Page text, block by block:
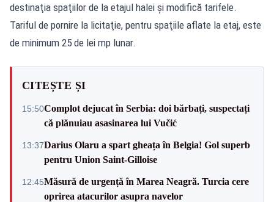
destinaţia spaţiilor de la etajul halei şi modifică tarifele.
Tariful de pornire la licitaţie, pentru spaţiile aflate la etaj, este
de minimum 25 de lei mp lunar.
CITEȘTE ȘI
15:50Complot dejucat în Serbia: doi bărbați, suspectați
că plănuiau asasinarea lui Vučić
13:37Darius Olaru a spart gheața în Belgia! Gol superb
pentru Union Saint-Gilloise
12:45Măsură de urgență în Marea Neagră. Turcia cere
oprirea atacurilor asupra navelor